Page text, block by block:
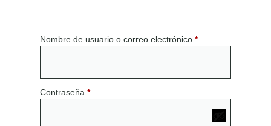
Nombre de usuario o correo electrónico *
Contraseña *